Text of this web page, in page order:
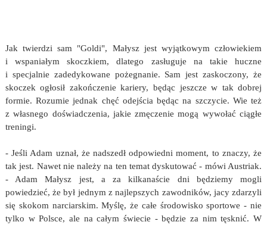
Jak twierdzi sam "Goldi", Małysz jest wyjątkowym człowiekiem
i wspaniałym skoczkiem, dlatego zasługuje na takie huczne
i specjalnie zadedykowane pożegnanie. Sam jest zaskoczony, że
skoczek ogłosił zakończenie kariery, będąc jeszcze w tak dobrej
formie. Rozumie jednak chęć odejścia będąc na szczycie. Wie też
z własnego doświadczenia, jakie zmęczenie mogą wywołać ciągłe
treningi.
- Jeśli Adam uznał, że nadszedł odpowiedni moment, to znaczy, że
tak jest. Nawet nie należy na ten temat dyskutować - mówi Austriak.
- Adam Małysz jest, a za kilkanaście dni będziemy mogli
powiedzieć, że był jednym z najlepszych zawodników, jacy zdarzyli
się skokom narciarskim. Myślę, że całe środowisko sportowe - nie
tylko w Polsce, ale na całym świecie - będzie za nim tęsknić. W